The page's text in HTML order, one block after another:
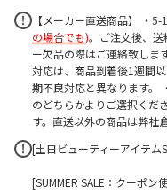
【メーカー直送商品】 ・
の場合でも)。ご注文後、送
ー欠品の際はご連絡致しま
対応は、商品到着後1週間
期不良対応と異なります。
のどちらかよりご選択くだ
す。直送以外の商品は弊社
[土日ビューティーアイテム
[SUMMER SALE：クーポン